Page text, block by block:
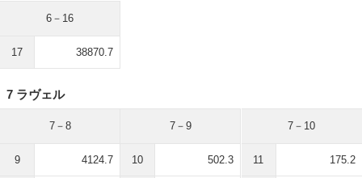
6－16
17 38870.7
7 ラヴェル
7－8
9 4124.7
7－9
10 502.3
7－10
11 175.2